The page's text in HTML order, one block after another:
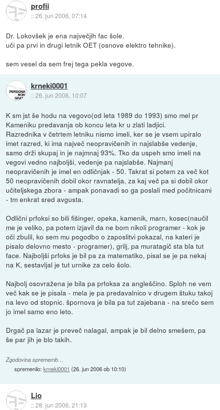
profii
::26. jun 2006, 07:14
Dr. Lokovšek je ena največjih fac šole.
uči pa prvi in drugi letnik OET (osnove elektro tehnike).
sem vesel da sem frej tega pekla vegove.
krneki0001
::26. jun 2006, 10:07
K sm jst še hodu na vegovo(od leta 1989 do 1993) smo mel pr
Kameniku predavanja ob koncu leta kr u zlati ladjici.
Razrednika v četrtem letniku nismo imeli, ker se je vsem upiralo
imet razred, ki ima največ neopravičenih in najslabše vedenje,
samo drži skupaj in je najmnaj 93%. Tko da uspeh smo imeli na
vegovi vedno najboljši, vedenje pa najslabše. Najmanj
neopravičenih je imel en odličnjak - 50. Takrat si potem za več kot
50 neopravičenih dobil okor ravnatelja, za kaj več pa si dobil okor
učiteljskega zbora - ampak ponavadi so ga poslali med počitnicami
- tm enkrat sred avgusta.
Odlični prfoksi so bili fišinger, opeka, kamenik, marn, kosec(naučil
me je veliko, pa potem izjavil da ne bom nikoli programer - kok je
oči zbulil, ko sem mu pogodbo o zaposlitvi pokazal, na kateri je
pisalo delovno mesto - programer), grilj, pa muratagič sta bla tut
face. Najboljši prfoks je bil pa za matematiko, pisal se je pa nekaj
na K, sestavljal je tut urnike za celo šolo.
Najbolj osovražena je bila pa prfoksa za angleščino. Sploh ne vem
več kak se je pisala - mela je pa predavalnico v drugem štuku takoj
na levo od stopnic. špornova je bila pa tut zajebana - na srečo sem
jo imel samo eno leto.
Drgač pa lazar je preveč nalagal, ampak je bil delno smešem, pa
še par jih je blo takih.
Zgodovina sprememb…
spremenilo:krneki0001 (26. jun 2006 ob 10:10)
Lio
::28. jun 2006, 21:13